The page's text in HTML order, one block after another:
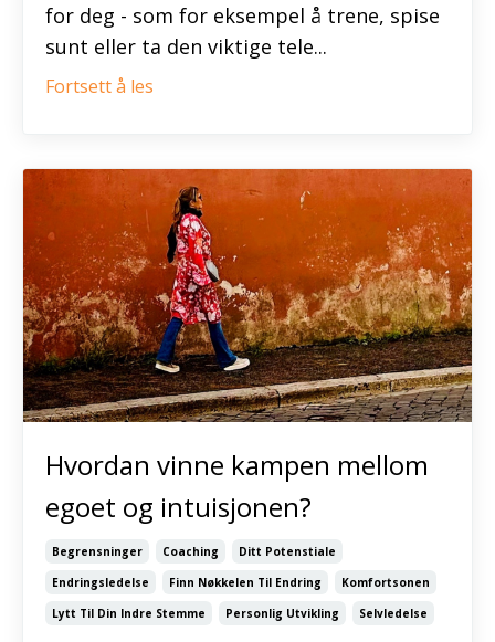
for deg - som for eksempel å trene, spise
sunt eller ta den viktige tele...
Fortsett å les
Hvordan vinne kampen mellom
egoet og intuisjonen?
Begrensninger Coaching
Ditt Potenstiale
Endringsledelse
Finn Nøkkelen Til Endring
Komfortsonen
Lytt Til Din Indre Stemme
Personlig Utvikling Selvledelse